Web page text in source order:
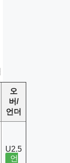
오
버/
언더
U2.5
언